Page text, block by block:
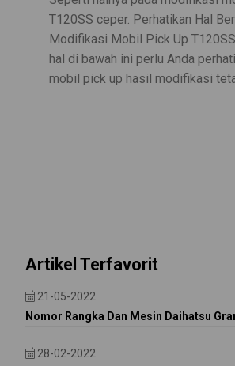
T120SS ceper. Perhatikan Hal
Modifikasi Mobil Pick Up
hal di bawah ini perlu Anda
mobil pick up hasil modifikasi
Artikel Terfavorit
21-05-2022
Nomor Rangka Dan Mesin Daihatsu
28-02-2022